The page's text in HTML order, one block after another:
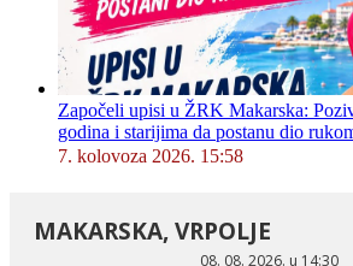
Započeli upisi u ŽRK Makarska:
godina i starijima da postanu dio
7. kolovoza 2026. 15:58